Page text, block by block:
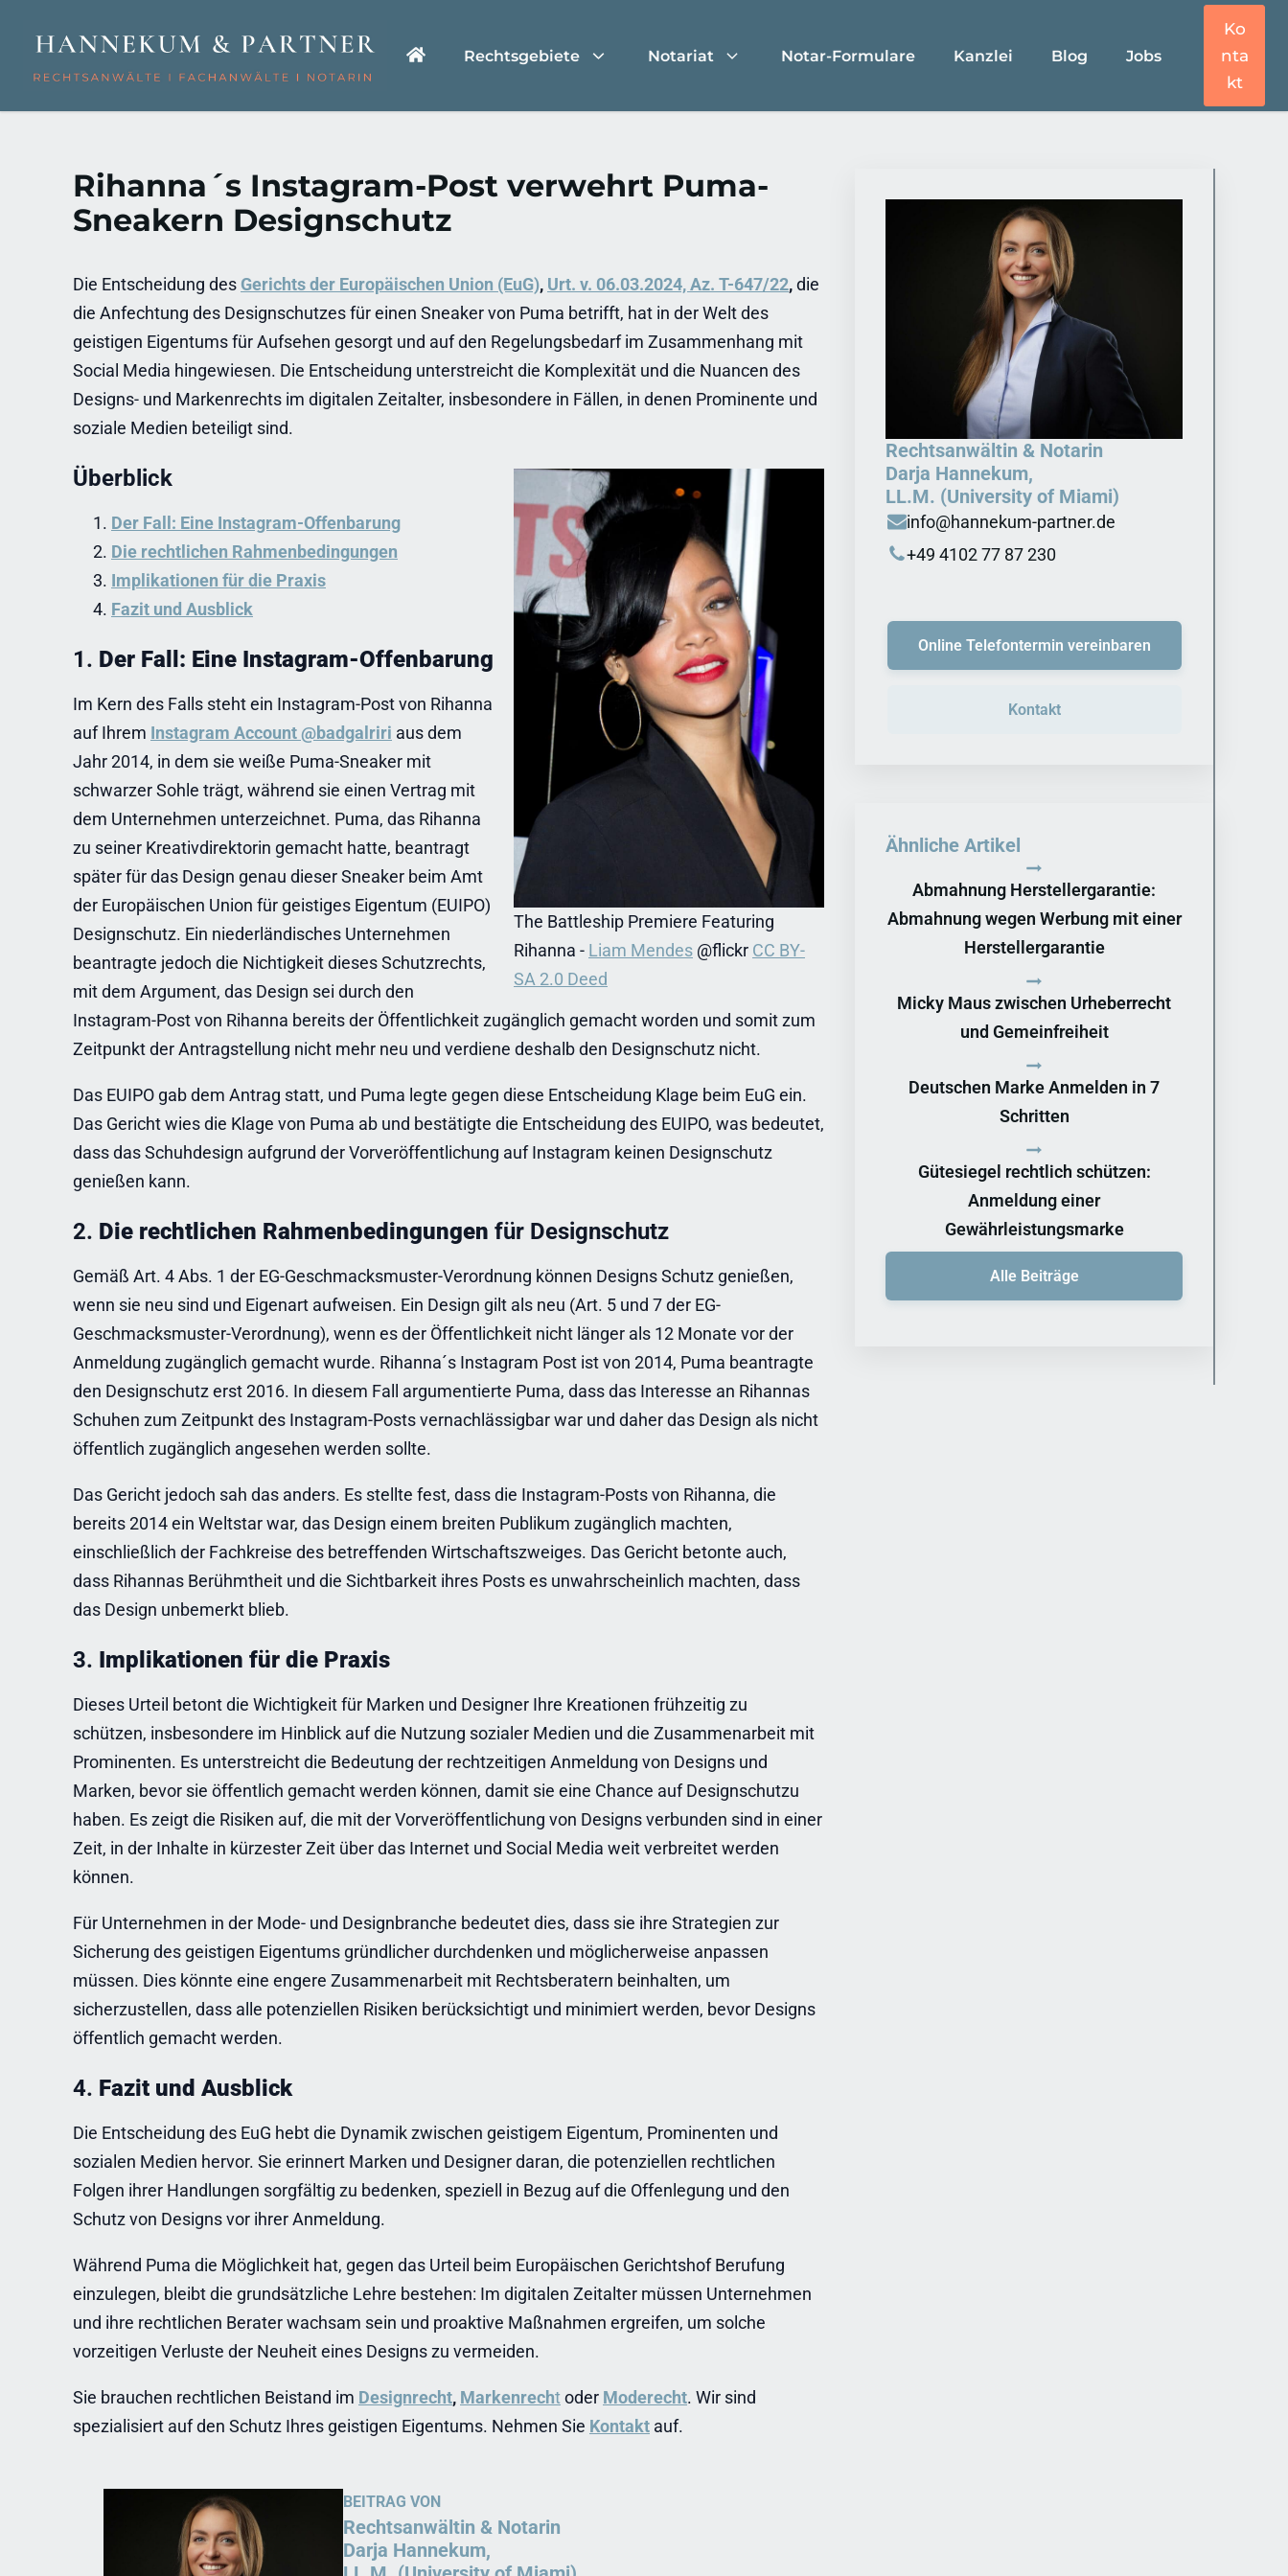
Rechtsgebiete Notariat Notar-Formulare Kanzlei Blog Jobs
Ko
nta
kt
Rihanna´s Instagram-Post verwehrt Puma-
Sneakern Designschutz
Die Entscheidung des Gerichts der Europäischen Union (EuG), Urt. v. 06.03.2024, Az. T-647/22,die
die Anfechtung des Designschutzes für einen Sneaker von Puma betrifft, hat in der Welt des
geistigen Eigentums für Aufsehen gesorgt und auf den Regelungsbedarf im Zusammenhang mit
Social Media hingewiesen. Die Entscheidung unterstreicht die Komplexität und die Nuancen des
Designs- und Markenrechts im digitalen Zeitalter, insbesondere in Fällen, in denen Prominente und
soziale Medien beteiligt sind.
The Battleship Premiere Featuring
Rihanna - Liam Mendes @flickr CC BY-
SA 2.0 Deed
Überblick
Der Fall: Eine Instagram-Offenbarung
Die rechtlichen Rahmenbedingungen
Implikationen für die Praxis
Fazit und Ausblick
1. Der Fall: Eine Instagram-Offenbarung
Im Kern des Falls steht ein Instagram-Post von Rihanna
auf Ihrem Instagram Account @badgalriri aus dem
Jahr 2014, in dem sie weiße Puma-Sneaker mit
schwarzer Sohle trägt, während sie einen Vertrag mit
dem Unternehmen unterzeichnet. Puma, das Rihanna
zu seiner Kreativdirektorin gemacht hatte, beantragt
später für das Design genau dieser Sneaker beim Amt
der Europäischen Union für geistiges Eigentum (EUIPO)
Designschutz. Ein niederländisches Unternehmen
beantragte jedoch die Nichtigkeit dieses Schutzrechts,
mit dem Argument, das Design sei durch den
Instagram-Post von Rihanna bereits der Öffentlichkeit zugänglich gemacht worden und somit zum
Zeitpunkt der Antragstellung nicht mehr neu und verdiene deshalb den Designschutz nicht.
Das EUIPO gab dem Antrag statt, und Puma legte gegen diese Entscheidung Klage beim EuG ein.
Das Gericht wies die Klage von Puma ab und bestätigte die Entscheidung des EUIPO, was bedeutet,
dass das Schuhdesign aufgrund der Vorveröffentlichung auf Instagram keinen Designschutz
genießen kann.
2. Die rechtlichen Rahmenbedingungen für Designschutz
Gemäß Art. 4 Abs. 1 der EG-Geschmacksmuster-Verordnung können Designs Schutz genießen,
wenn sie neu sind und Eigenart aufweisen. Ein Design gilt als neu (Art. 5 und 7 der EG-
Geschmacksmuster-Verordnung), wenn es der Öffentlichkeit nicht länger als 12 Monate vor der
Anmeldung zugänglich gemacht wurde. Rihanna´s Instagram Post ist von 2014, Puma beantragte
den Designschutz erst 2016. In diesem Fall argumentierte Puma, dass das Interesse an Rihannas
Schuhen zum Zeitpunkt des Instagram-Posts vernachlässigbar war und daher das Design als nicht
öffentlich zugänglich angesehen werden sollte.
Das Gericht jedoch sah das anders. Es stellte fest, dass die Instagram-Posts von Rihanna, die
bereits 2014 ein Weltstar war, das Design einem breiten Publikum zugänglich machten,
einschließlich der Fachkreise des betreffenden Wirtschaftszweiges. Das Gericht betonte auch,
dass Rihannas Berühmtheit und die Sichtbarkeit ihres Posts es unwahrscheinlich machten, dass
das Design unbemerkt blieb.
3. Implikationen für die Praxis
Dieses Urteil betont die Wichtigkeit für Marken und Designer Ihre Kreationen frühzeitig zu
schützen, insbesondere im Hinblick auf die Nutzung sozialer Medien und die Zusammenarbeit mit
Prominenten. Es unterstreicht die Bedeutung der rechtzeitigen Anmeldung von Designs und
Marken, bevor sie öffentlich gemacht werden können, damit sie eine Chance auf Designschutzu
haben. Es zeigt die Risiken auf, die mit der Vorveröffentlichung von Designs verbunden sind in einer
Zeit, in der Inhalte in kürzester Zeit über das Internet und Social Media weit verbreitet werden
können.
Für Unternehmen in der Mode- und Designbranche bedeutet dies, dass sie ihre Strategien zur
Sicherung des geistigen Eigentums gründlicher durchdenken und möglicherweise anpassen
müssen. Dies könnte eine engere Zusammenarbeit mit Rechtsberatern beinhalten, um
sicherzustellen, dass alle potenziellen Risiken berücksichtigt und minimiert werden, bevor Designs
öffentlich gemacht werden.
4. Fazit und Ausblick
Die Entscheidung des EuG hebt die Dynamik zwischen geistigem Eigentum, Prominenten und
sozialen Medien hervor. Sie erinnert Marken und Designer daran, die potenziellen rechtlichen
Folgen ihrer Handlungen sorgfältig zu bedenken, speziell in Bezug auf die Offenlegung und den
Schutz von Designs vor ihrer Anmeldung.
Während Puma die Möglichkeit hat, gegen das Urteil beim Europäischen Gerichtshof Berufung
einzulegen, bleibt die grundsätzliche Lehre bestehen: Im digitalen Zeitalter müssen Unternehmen
und ihre rechtlichen Berater wachsam sein und proaktive Maßnahmen ergreifen, um solche
vorzeitigen Verluste der Neuheit eines Designs zu vermeiden.
Sie brauchen rechtlichen Beistand im Designrecht, Markenrechtoder Moderecht. Wir sind
spezialisiert auf den Schutz Ihres geistigen Eigentums. Nehmen Sie Kontakt auf.
BEITRAG VON
Rechtsanwältin & Notarin
Darja Hannekum,
Rechtsanwältin & Notarin
Darja Hannekum,
LL.M. (University of Miami)
info@hannekum-partner.de
+49 4102 77 87 230
Online Telefontermin vereinbaren
Kontakt
Ähnliche Artikel
Abmahnung Herstellergarantie:
Abmahnung wegen Werbung mit einer
Herstellergarantie
Micky Maus zwischen Urheberrecht
und Gemeinfreiheit
Deutschen Marke Anmelden in 7
Schritten
Gütesiegel rechtlich schützen:
Anmeldung einer
Gewährleistungsmarke
Alle Beiträge